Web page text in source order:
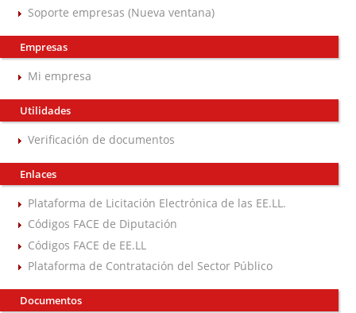
Soporte empresas (Nueva ventana)
Empresas
Mi empresa
Utilidades
Verificación de documentos
Enlaces
Plataforma de Licitación Electrónica de las EE.LL.
Códigos FACE de Diputación
Códigos FACE de EE.LL
Plataforma de Contratación del Sector Público
Documentos